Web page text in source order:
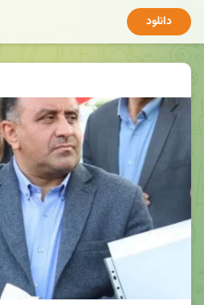
دانلود